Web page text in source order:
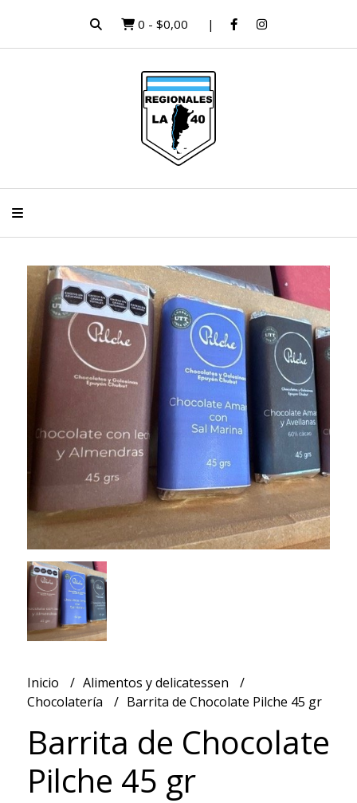
0 - $0,00
Inicio
Alimentos y delicatessen
Chocolatería
Barrita de Chocolate Pilche 45 gr
Barrita de Chocolate
Pilche 45 gr